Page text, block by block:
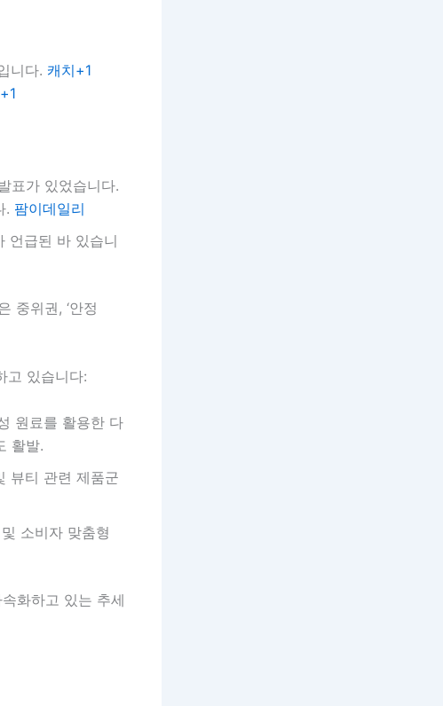
니다. 캐치+1
표가 있었습니다.
. 팜이데일리
언급된 바 있습니
중위권, ‘안정
고 있습니다:
원료를 활용한 다
활발.
뷰티 관련 제품군
소비자 맞춤형
화하고 있는 추세